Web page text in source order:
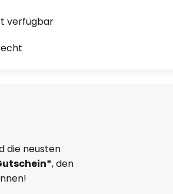
verfügbar
die neusten
, den